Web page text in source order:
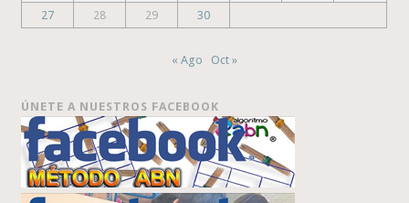
27
28 29 30
« Ago Oct »
ÚNETE A NUESTROS FACEBOOK